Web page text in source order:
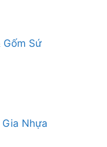
Gốm Sứ
Nhựa